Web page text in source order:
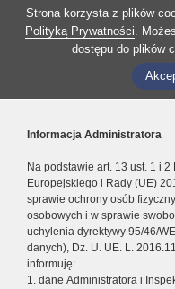
Strona korzysta z plików
Polityką Prywatności.
dostępu do plików
Informacja Administratora
Na podstawie art. 13 ust. 1 i
Europejskiego i Rady (UE)
sprawie ochrony osób
osobowych i w sprawie
uchylenia dyrektywy 95/46/
danych), Dz. U. UE. L.
informuję:
1. dane Administratora i